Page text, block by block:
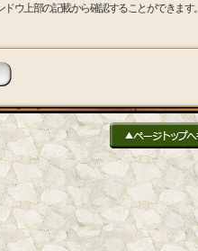
ウ上部の記載から確認することができます。